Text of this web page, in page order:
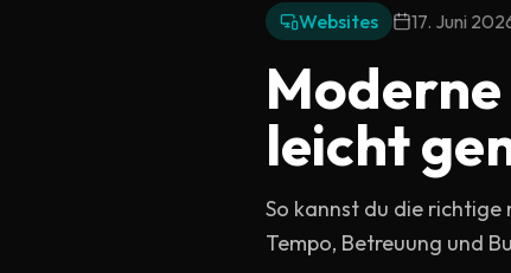
Websites 17. Juni
leicht
So kannst du die
Tempo, Betreuung und